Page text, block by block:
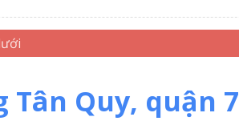
Quy, quận 7